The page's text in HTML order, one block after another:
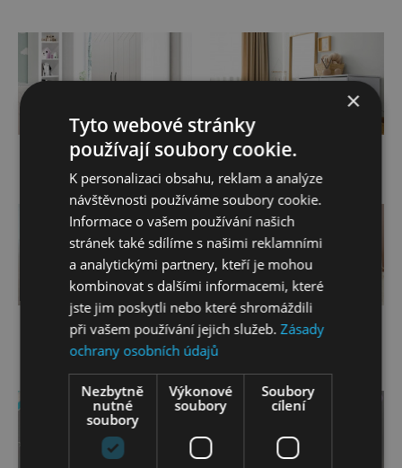
Jídelna
Předsíně
Šatní skříně Komody
Policové regály a
regálové systémy
Dětské psací stoly
×
Tyto webové stránky
používají soubory cookie.
K personalizaci obsahu, reklam a analýze
návštěvnosti používáme soubory cookie.
Informace o vašem používání našich
stránek také sdílíme s našimi reklamními
a analytickými partnery, kteří je mohou
kombinovat s dalšími informacemi, které
jste jim poskytli nebo které shromáždili
při vašem používání jejich služeb.Zásady
ochrany osobních údajů
Nezbytně
nutné
soubory
Výkonové
soubory
Soubory
cílení